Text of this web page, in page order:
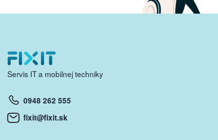
Servis IT a mobilnej techniky
0948 262 555
fixit@fixit.sk